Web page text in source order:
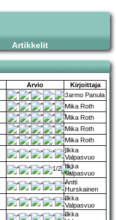
Artikkelit
Arvio
Kirjoittaja
Jarmo Panula
Mika Roth
Mika Roth
Mika Roth
Mika Roth
Ilkka
Valpasvuo
Ilkka
Valpasvuo
Antti
Hurskainen
Ilkka
Valpasvuo
Ilkka